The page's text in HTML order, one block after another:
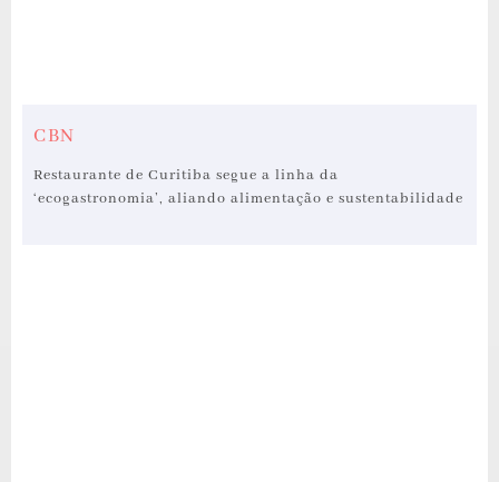
CBN
Restaurante de Curitiba segue a linha da
‘ecogastronomia’, aliando alimentação e sustentabilidade